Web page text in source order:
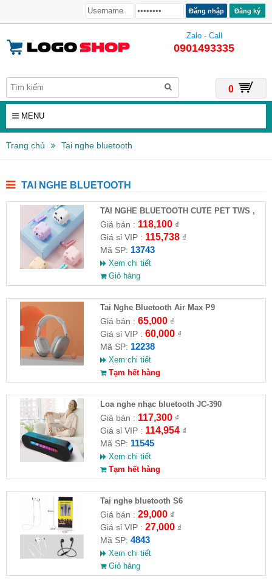
Đăng ký
Zalo - Call
0901493335
0
MENU
Trang chủ Tai nghe bluetooth
TAI NGHE BLUETOOTH
TAI NGHE BLUETOOTH CUTE PET TWS ,
MODEL K1
Giá bán : 118,100₫
Giá sỉ VIP : 115,738₫
Mã SP: 13743
Xem chi tiết
Giỏ hàng
Tai Nghe Bluetooth Air Max P9
Giá bán : 65,000₫
Giá sỉ VIP : 60,000₫
Mã SP: 12238
Xem chi tiết
Tạm hết hàng
Loa nghe nhạc bluetooth JC-390
Giá bán : 117,300₫
Giá sỉ VIP : 114,954₫
Mã SP: 11545
Xem chi tiết
Tạm hết hàng
Tai nghe bluetooth S6
Giá bán : 29,000₫
Giá sỉ VIP : 27,000₫
Mã SP: 4843
Xem chi tiết
Giỏ hàng